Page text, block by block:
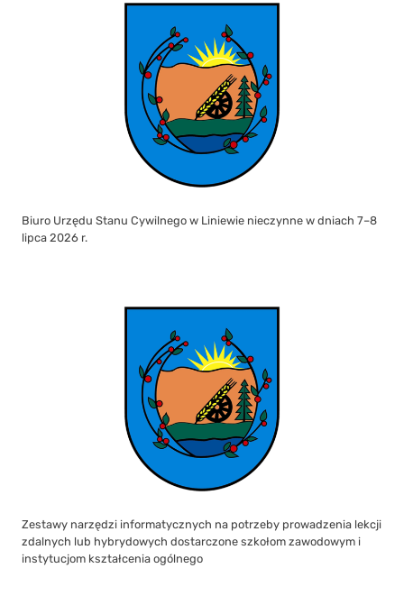
Biuro Urzędu Stanu Cywilnego w Liniewie nieczynne w dniach 7–8
lipca 2026 r.
Zestawy narzędzi informatycznych na potrzeby prowadzenia lekcji
zdalnych lub hybrydowych dostarczone szkołom zawodowym i
instytucjom kształcenia ogólnego